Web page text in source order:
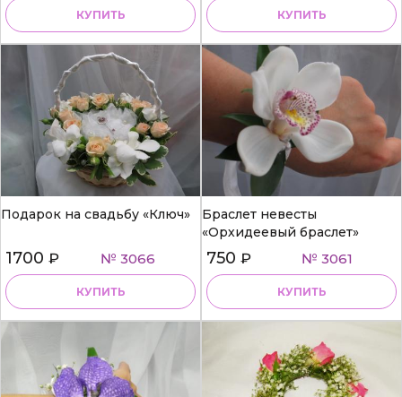
КУПИТЬ КУПИТЬ
Подарок на свадьбу «Ключ»
1700 ₽ № 3066
КУПИТЬ
Браслет невесты
«Орхидеевый браслет»
750 ₽ № 3061
КУПИТЬ